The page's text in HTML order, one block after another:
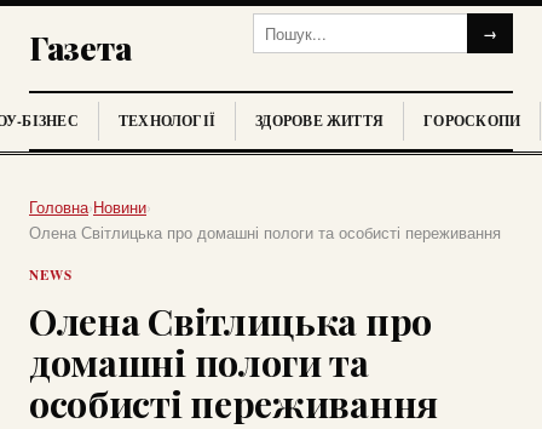
Газета →
БІЗНЕС ТЕХНОЛОГІЇ ЗДОРОВЕ ЖИТТЯ ГОРОСКОПИ
Головна›Новини›
Олена Світлицька про домашні пологи та особисті переживання
NEWS
Олена Світлицька про
домашні пологи та
особисті переживання